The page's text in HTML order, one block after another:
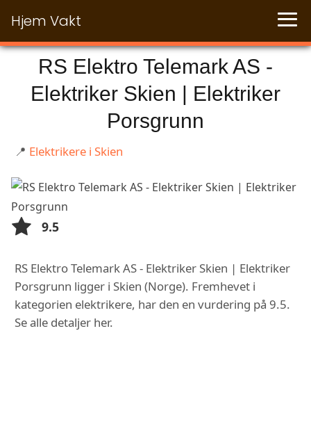
Hjem Vakt
RS Elektro Telemark AS -
Elektriker Skien | Elektriker
Porsgrunn
📍 Elektrikere i Skien
9.5
RS Elektro Telemark AS - Elektriker Skien | Elektriker
Porsgrunn ligger i Skien (Norge). Fremhevet i
kategorien elektrikere, har den en vurdering på 9.5.
Se alle detaljer her.